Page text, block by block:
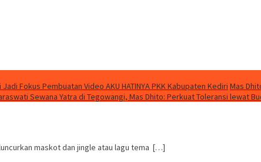
Jadi Fokus Pembuatan Video AKU HATINYA PKK Kabupaten Kediri Mas
Sewana Yatra di Tegowangi, Mas Dhito: Perkuat Toleransi lewat
maskot dan jingle atau lagu tema […]